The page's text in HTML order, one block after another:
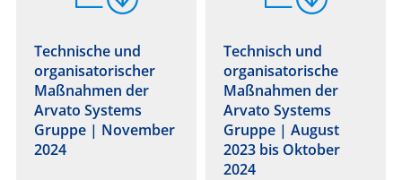
Technische und
organisatorischer
Maßnahmen der
Arvato Systems
Gruppe | November
2024
Technisch und
organisatorische
Maßnahmen der
Arvato Systems
Gruppe | August
2023 bis Oktober
2024